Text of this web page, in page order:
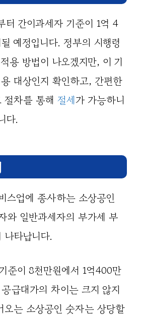
터 간이과세자 기준이 1억 4
예정입니다. 정부의 시행령
용 방법이 나오겠지만, 이 기
대상인지 확인하고, 간편한
절차를 통해 절세가 가능하니
다.
스업에 종사하는 소상공인
와 일반과세자의 부가세 부
타납니다.
준이 8천만원에서 1억400만
급대가의 차이는 크지 않지
오는 소상공인 숫자는 상당할